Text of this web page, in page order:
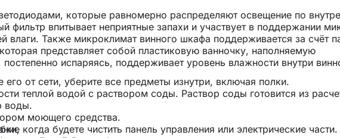
которые равномерно распределяют освещение по
фильтр впитывает неприятные запахи и участвует в поддержании
влаги. Также микроклимат винного шкафа поддерживается за счёт
представляет собой пластиковую ванночку, наполняемую
испаряясь, поддерживает уровень влажности внутри
от сети, уберите все предметы изнутри, включая полки.
теплой водой с раствором соды. Раствор соды готовится из
воды.
моющего средства.
когда будете чистить панель управления или электрические части.